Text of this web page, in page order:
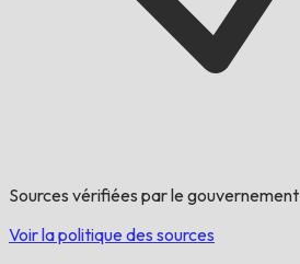
Sources vérifiées par le gouvernement
Voir la politique des sources